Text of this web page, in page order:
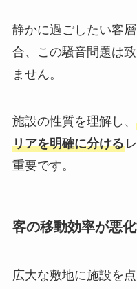
静かに過ごしたい客
合、この騒音問題は
ません。
施設の性質を理解し、
リアを明確に分ける
重要です。
客の移動効率が悪
広大な敷地に施設を